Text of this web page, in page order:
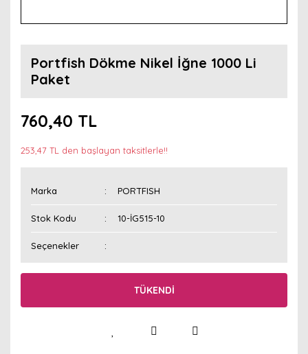
Portfish Dökme Nikel İğne 1000 Li
Paket
760,40 TL
253,47 TL den başlayan taksitlerle!!
Marka PORTFISH
Stok Kodu 10-İG515-10
Seçenekler
TÜKENDİ